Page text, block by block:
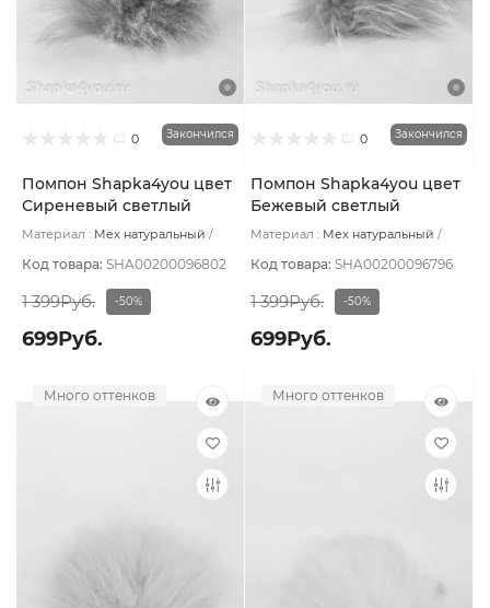
0 Закончился
Помпон Shapka4you цвет
Сиреневый светлый
Материал : Мех натуральный
Код товара: SHA00200096802
1 399Руб. -50%
699Руб.
0 Закончился
Помпон Shapka4you цвет
Бежевый светлый
Материал : Мех натуральный
Код товара: SHA00200096796
1 399Руб. -50%
699Руб.
Много оттенков Много оттенков